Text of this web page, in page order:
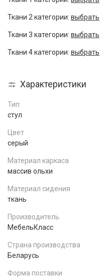
Ткани 2 категории: выбрать
Ткани 3 категории: выбрать
Ткани 4 категории: выбрать
Характеристики
Тип
стул
Цвет
серый
Материал каркаса
массив ольхи
Материал сидения
ткань
Производитель
МебельКласс
Страна производства
Беларусь
Форма поставки